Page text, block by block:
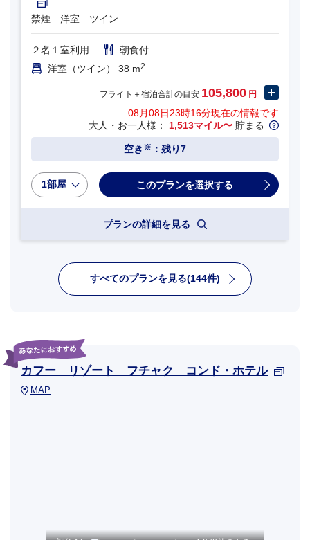
禁煙 洋室 ツイン
２名１室利用
朝食付
洋室（ツイン） 38 m2
フライト＋宿泊合計の目安 105,800 円
08月08日23時16分現在の情報です
大人・お一人様： 1,513マイル〜 貯まる
空き ※ ：残り7
1部屋
プランの詳細を見る
すべてのプランを見る(144件)
カフー リゾート フチャク コンド・ホテル
MAP